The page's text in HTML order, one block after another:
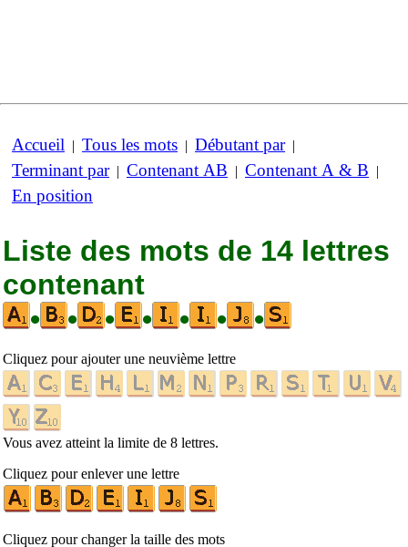
Accueil | Tous les mots | Débutant par|
Terminant par| Contenant AB | Contenant A & B |
En position
Liste des mots de 14 lettres
contenant
•
• • • • • •
Cliquez pour ajouter une neuvième lettre
Vous avez atteint la limite de 8 lettres.
Cliquez pour enlever une lettre
Cliquez pour changer la taille des mots